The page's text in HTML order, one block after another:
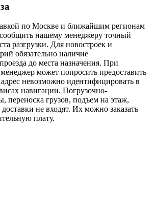
по Москве и ближайшим регионам
нашему менеджеру точный
разгрузки. Для новостроек и
обязательно наличие
до места назначения. При
может попросить предоставить
невозможно идентифицировать в
навигации. Погрузочно-
переноска грузов, подъем на этаж,
не входят. Их можно заказать
плату.